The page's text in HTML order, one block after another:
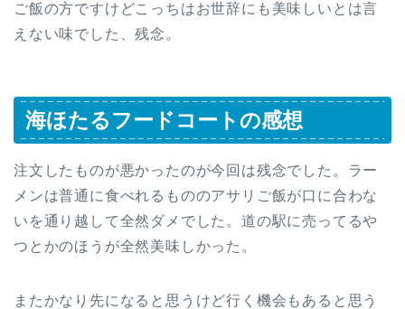
ご飯の方ですけどこっちはお世辞にも美味しいとは言
えない味でした、残念。
海ほたるフードコートの感想
注文したものが悪かったのが今回は残念でした。ラー
メンは普通に食べれるもののアサリご飯が口に合わな
いを通り越して全然ダメでした。道の駅に売ってるや
つとかのほうが全然美味しかった。
またかなり先になると思うけど行く機会もあると思う